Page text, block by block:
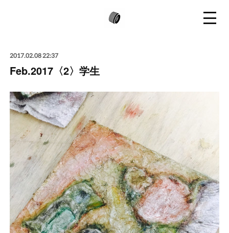
2017.02.08 22:37
Feb.2017〈2〉学生